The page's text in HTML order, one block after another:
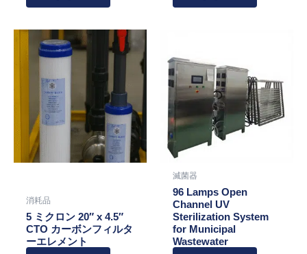
消耗品
5 ミクロン 20″ x 4.5″
CTO カーボンフィルタ
ーエレメント
滅菌器
96 Lamps Open
Channel UV
Sterilization System
for Municipal
Wastewater